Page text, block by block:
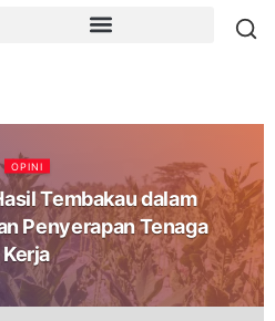
OPINI
Tembakau dalam
Penyerapan Tenaga
Kerja